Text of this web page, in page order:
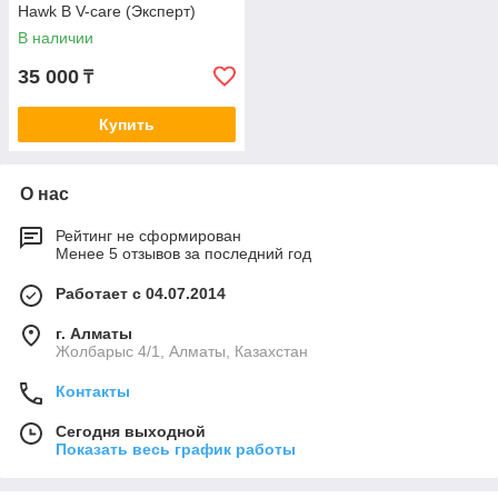
Hawk B V-care (Эксперт)
В наличии
35 000 ₸
Купить
О нас
Рейтинг не сформирован
Менее 5 отзывов за последний год
Работает с 04.07.2014
г. Алматы
Жолбарыс 4/1, Алматы, Казахстан
Контакты
Сегодня выходной
Показать весь график работы